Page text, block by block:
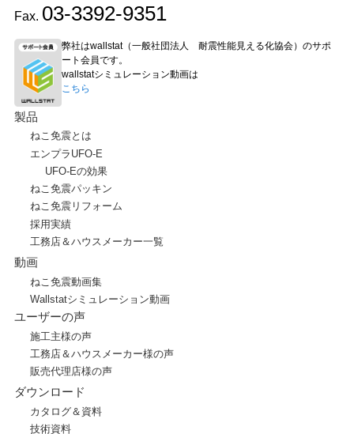
Fax. 03-3392-9351
弊社はwallstat（一般社団法人 耐震性能見える化協会）のサポ
ート会員です。
wallstatシミュレーション動画は
こちら
製品
ねこ免震とは
エンプラUFO-E
UFO-Eの効果
ねこ免震パッキン
ねこ免震リフォーム
採用実績
工務店＆ハウスメーカー一覧
動画
ねこ免震動画集
Wallstatシミュレーション動画
ユーザーの声
施工主様の声
工務店＆ハウスメーカー様の声
販売代理店様の声
ダウンロード
カタログ＆資料
技術資料